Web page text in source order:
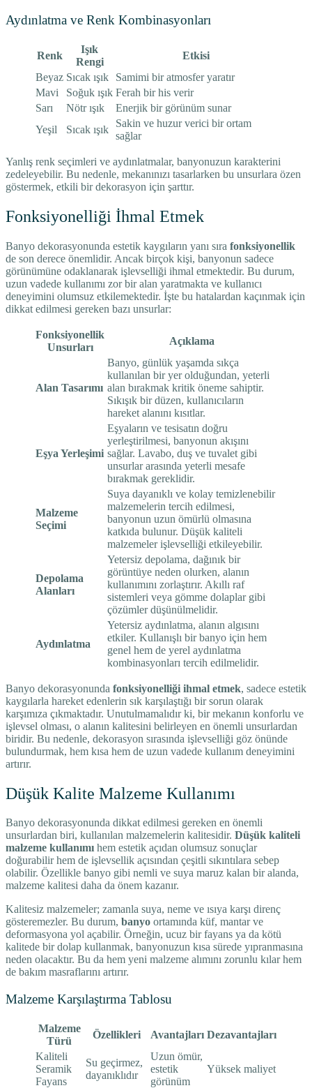
Aydınlatma ve Renk Kombinasyonları
Renk
Işık
Rengi
Etkisi
Beyaz Sıcak ışık
Samimi bir atmosfer yaratır
Mavi
Soğuk ışık Ferah bir his verir
Sarı
Nötr ışık
Enerjik bir görünüm sunar
Yeşil
Sıcak ışık
Sakin ve huzur verici bir ortam
sağlar
Yanlış renk seçimleri ve aydınlatmalar, banyonuzun karakterini
zedeleyebilir. Bu nedenle, mekanınızı tasarlarken bu unsurlara özen
göstermek, etkili bir dekorasyon için şarttır.
Fonksiyonelliği İhmal Etmek
Banyo dekorasyonunda estetik kaygıların yanı sıra fonksiyonellik
de son derece önemlidir. Ancak birçok kişi, banyonun sadece
görünümüne odaklanarak işlevselliği ihmal etmektedir. Bu durum,
uzun vadede kullanımı zor bir alan yaratmakta ve kullanıcı
deneyimini olumsuz etkilemektedir. İşte bu hatalardan kaçınmak için
dikkat edilmesi gereken bazı unsurlar:
Fonksiyonellik
Unsurları
Açıklama
Alan Tasarımı
Banyo, günlük yaşamda sıkça
kullanılan bir yer olduğundan, yeterli
alan bırakmak kritik öneme sahiptir.
Sıkışık bir düzen, kullanıcıların
hareket alanını kısıtlar.
Eşya Yerleşimi
Eşyaların ve tesisatın doğru
yerleştirilmesi, banyonun akışını
sağlar. Lavabo, duş ve tuvalet gibi
unsurlar arasında yeterli mesafe
bırakmak gereklidir.
Malzeme
Seçimi
Suya dayanıklı ve kolay temizlenebilir
malzemelerin tercih edilmesi,
banyonun uzun ömürlü olmasına
katkıda bulunur. Düşük kaliteli
malzemeler işlevselliği etkileyebilir.
Depolama
Alanları
Yetersiz depolama, dağınık bir
görüntüye neden olurken, alanın
kullanımını zorlaştırır. Akıllı raf
sistemleri veya gömme dolaplar gibi
çözümler düşünülmelidir.
Aydınlatma
Yetersiz aydınlatma, alanın algısını
etkiler. Kullanışlı bir banyo için hem
genel hem de yerel aydınlatma
kombinasyonları tercih edilmelidir.
Banyo dekorasyonunda fonksiyonelliği ihmal etmek, sadece estetik
kaygılarla hareket edenlerin sık karşılaştığı bir sorun olarak
karşımıza çıkmaktadır. Unutulmamalıdır ki, bir mekanın konforlu ve
işlevsel olması, o alanın kalitesini belirleyen en önemli unsurlardan
biridir. Bu nedenle, dekorasyon sırasında işlevselliği göz önünde
bulundurmak, hem kısa hem de uzun vadede kullanım deneyimini
artırır.
Düşük Kalite Malzeme Kullanımı
Banyo dekorasyonunda dikkat edilmesi gereken en önemli
unsurlardan biri, kullanılan malzemelerin kalitesidir. Düşük kaliteli
malzeme kullanımı hem estetik açıdan olumsuz sonuçlar
doğurabilir hem de işlevsellik açısından çeşitli sıkıntılara sebep
olabilir. Özellikle banyo gibi nemli ve suya maruz kalan bir alanda,
malzeme kalitesi daha da önem kazanır.
Kalitesiz malzemeler; zamanla suya, neme ve ısıya karşı direnç
gösteremezler. Bu durum, banyo ortamında küf, mantar ve
deformasyona yol açabilir. Örneğin, ucuz bir fayans ya da kötü
kalitede bir dolap kullanmak, banyonuzun kısa sürede yıpranmasına
neden olacaktır. Bu da hem yeni malzeme alımını zorunlu kılar hem
de bakım masraflarını artırır.
Malzeme Karşılaştırma Tablosu
Malzeme
Türü
Özellikleri Avantajları Dezavantajları
Kaliteli
Seramik
Fayans
Su geçirmez,
dayanıklıdır
Uzun ömür,
estetik
görünüm
Yüksek maliyet